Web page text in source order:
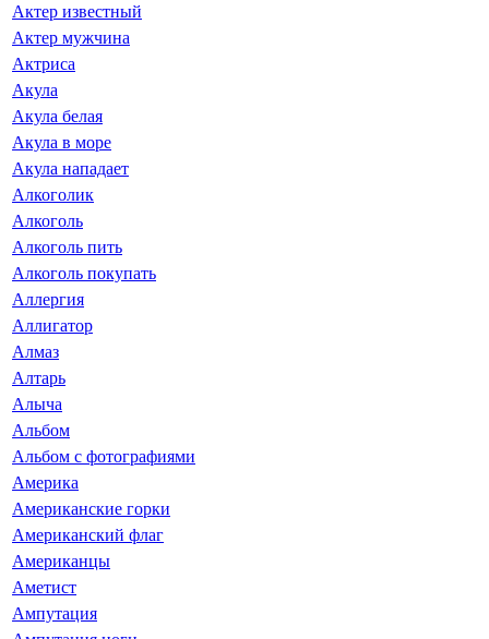
Актер известный
Актер мужчина
Актриса
Акула
Акула белая
Акула в море
Акула нападает
Алкоголик
Алкоголь
Алкоголь пить
Алкоголь покупать
Аллергия
Аллигатор
Алмаз
Алтарь
Алыча
Альбом
Альбом с фотографиями
Америка
Американские горки
Американский флаг
Американцы
Аметист
Ампутация